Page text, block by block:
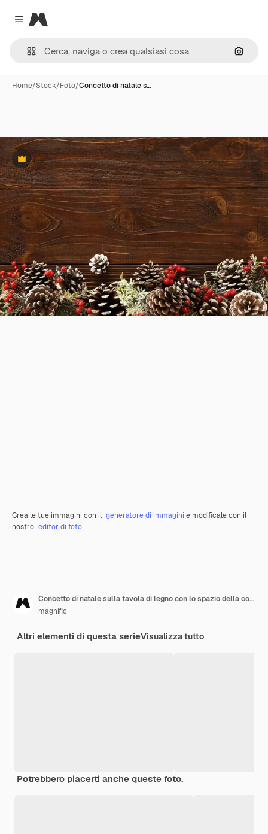
Close menu
Magnific
Cerca
Home/Stock/Foto/Concetto di natale s…
Premium
Crea le tue immagini con il generatore di immagini e modificale con il
nostro editor di foto.
Concetto di natale sulla tavola di legno con lo spazio della copia
magnific
Altri elementi di questa serieVisualizza tutto
Potrebbero piacerti anche queste foto.